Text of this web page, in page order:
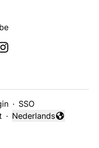
· SSO
·
Taal wijzigen
Nederlands